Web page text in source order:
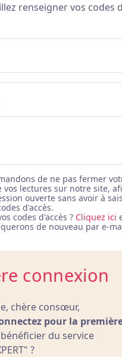
renseigner vos codes
de ne pas fermer
vos lectures sur notre site,
ouverte sans avoir à
d'accès.
codes d'accès ? Cliquez ici
de nouveau par e-
connexion
chère consœur,
pour la
du service
?